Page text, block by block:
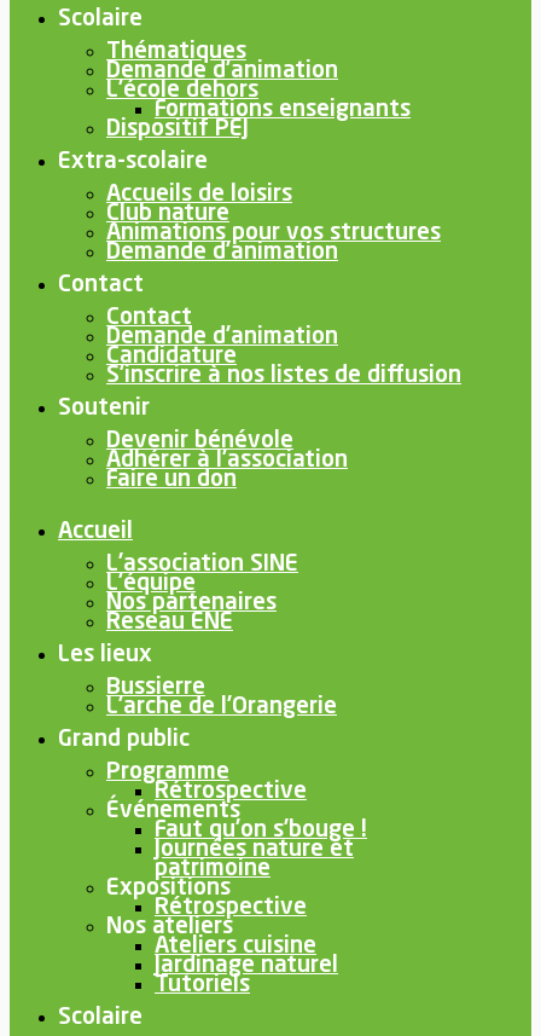
Scolaire
Thématiques
Demande d’animation
L’école dehors
Formations enseignants
Dispositif PEJ
Extra-scolaire
Accueils de loisirs
Club nature
Animations pour vos structures
Demande d’animation
Contact
Contact
Demande d’animation
Candidature
S’inscrire à nos listes de diffusion
Soutenir
Devenir bénévole
Adhérer à l’association
Faire un don
Accueil
L’association SINE
L’équipe
Nos partenaires
Reseau ENE
Les lieux
Bussierre
L’arche de l’Orangerie
Grand public
Programme
Rétrospective
Événements
Faut qu’on s’bouge !
Journées nature et
patrimoine
Expositions
Rétrospective
Nos ateliers
Ateliers cuisine
Jardinage naturel
Tutoriels
Scolaire